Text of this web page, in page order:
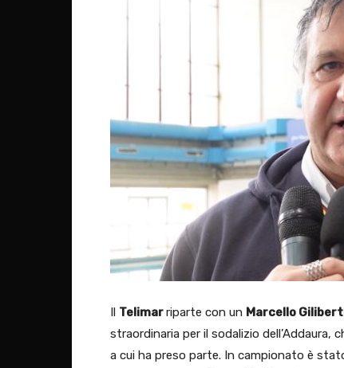
Il Telimarriparte con un Marcello
straordinaria per il sodalizio
a cui ha preso parte. In campionato è